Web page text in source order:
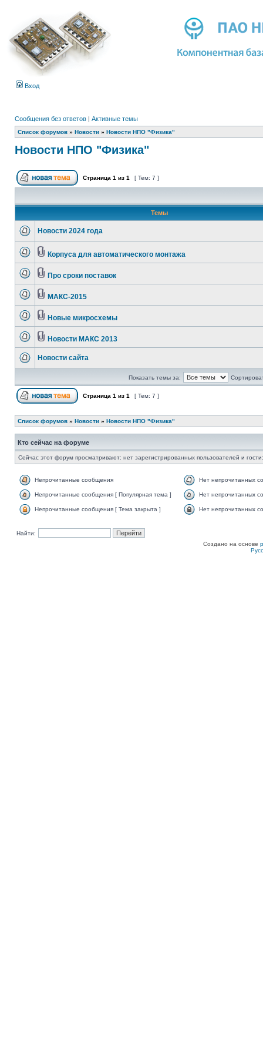
Вход
Сообщения без ответов | Активные темы
Список форумов » Новости » Новости НПО "Физика"
Новости НПО "Физика"
Страница 1 из 1 [ Тем: 7 ]
Темы
Новости 2024 года
Корпуса для автоматического монтажа
Про сроки поставок
МАКС-2015
Новые микросхемы
Новости МАКС 2013
Новости сайта
Показать темы за:
Страница 1 из 1 [ Тем: 7 ]
Список форумов » Новости » Новости НПО "Физика"
Кто сейчас на форуме
Сейчас этот форум просматривают: нет зарегистрированных пользователей и
Непрочитанные сообщения Нет непрочитанных
Непрочитанные сообщения [ Популярная тема ] Нет непрочитанных
Непрочитанные сообщения [ Тема закрыта ] Нет непрочитанных
Найти:
Создано на основе